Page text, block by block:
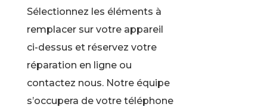
Sélectionnez les éléments à
remplacer sur votre appareil
ci-dessus et réservez votre
réparation en ligne ou
contactez nous. Notre équipe
s’occupera de votre téléphone